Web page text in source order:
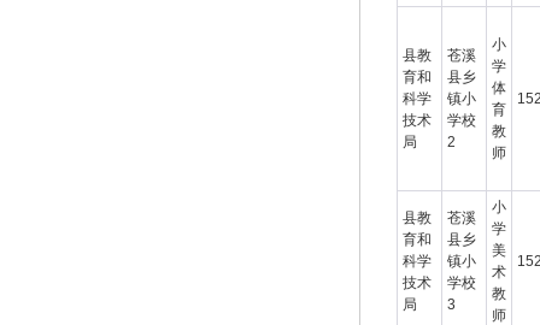
县教
育和
科学
技术
局
苍溪
县乡
镇小
学校
2
小
学
体
育
教
师
县教
育和
科学
技术
局
苍溪
县乡
镇小
学校
3
小
学
美
术
教
师